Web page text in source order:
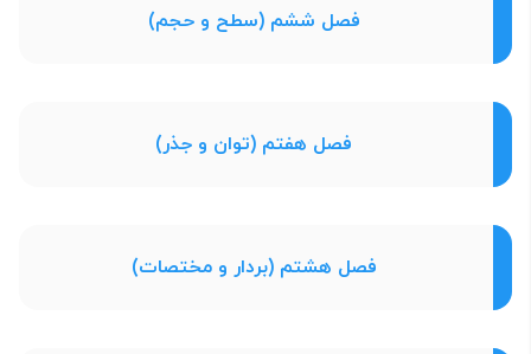
فصل ششم (سطح و حجم)
فصل هفتم (توان و جذر)
فصل هشتم (بردار و مختصات)